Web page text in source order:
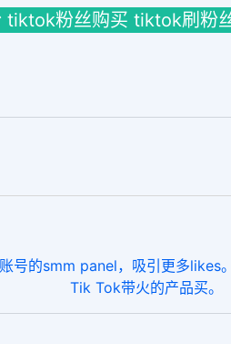
粉丝购买 tiktok刷粉
号的smm panel，吸引更多likes。
Tik Tok带火的产品买。